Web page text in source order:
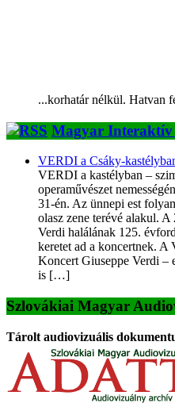
...korhatár nélkül. Hatvan
Magyar Interaktív
VERDI a Csáky-
VERDI a kastélyban –
operaművészet
31-én. Az ünnepi est
olasz zene terévé alakul.
Verdi halálának 125.
keretet ad a koncertnek. A
Koncert Giuseppe Verdi –
is […]
Szlovákiai Magyar
Tárolt audiovizuális